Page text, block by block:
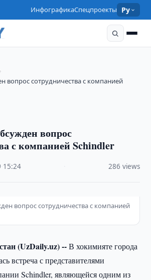
ИнфографикаСпецпроекты Ру
›
вопрос сотрудничества с компанией
вопрос
с компанией Schindler
15:24 286 views
вопрос сотрудничества с компанией
(UzDaily.uz) --В хокимияте города
встреча с представителями
Schindler, являющейся одним из